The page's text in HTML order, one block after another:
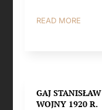
READ MORE
GAJ
WOJNY 1920 R.